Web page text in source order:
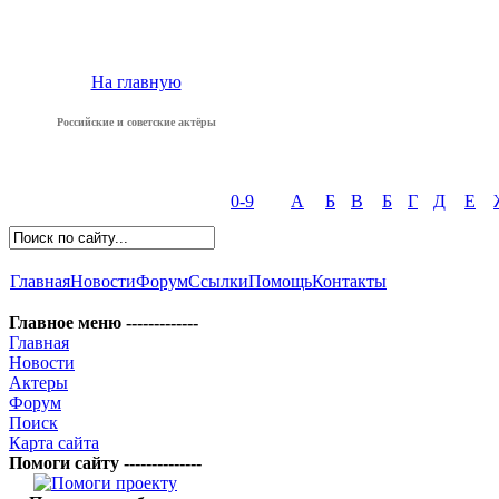
На главную
Российские и советские актёры
0-9 А Б В Б Г Д Е
ГлавнаяНовостиФорумСсылкиПомощьКонтакты
Главное меню -------------
Главная
Новости
Актеры
Форум
Поиск
Карта сайта
Помоги сайту --------------